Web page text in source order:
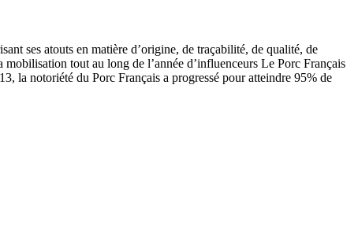
ses atouts en matière d’origine, de traçabilité, de qualité, de
tout au long de l’année d’influenceurs Le Porc Français
la notoriété du Porc Français a progressé pour atteindre 95% de